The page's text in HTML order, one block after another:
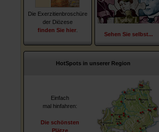
Die Exerzitienbroschüre
der Diözese
finden Sie hier.
Sehen Sie selbst...
HotSpots in unserer Region
Einfach
mal hinfahren:
Die schönsten
Plätze